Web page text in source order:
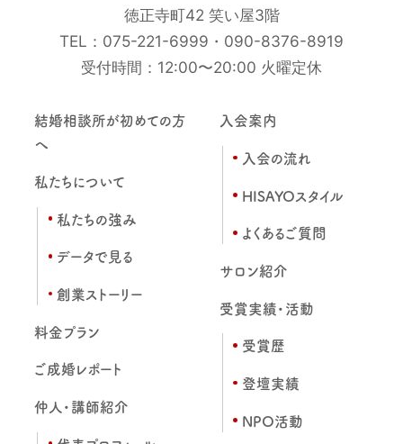
徳正寺町42 笑い屋3階
TEL： 075-221-6999 ・ 090-8376-8919
受付時間：12:00〜20:00 火曜定休
結婚相談所が初めての方
へ
私たちについて
私たちの強み
データで見る
創業ストーリー
料金プラン
ご成婚レポート
仲人・講師紹介
入会案内
入会の流れ
HISAYOスタイル
よくあるご質問
サロン紹介
受賞実績・活動
受賞歴
登壇実績
NPO活動